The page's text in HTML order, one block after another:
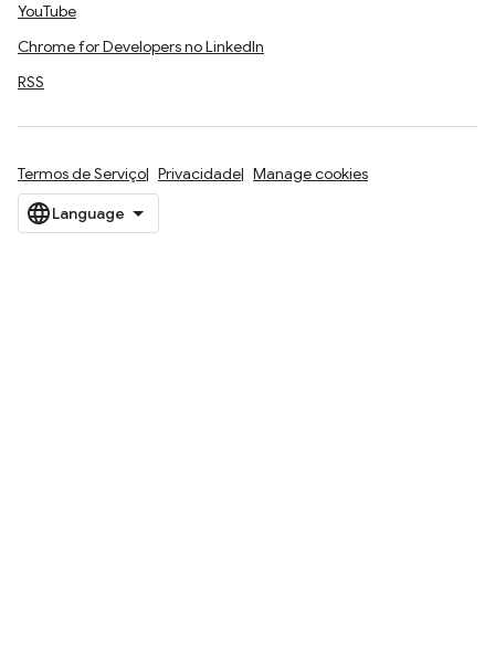
YouTube
Chrome for Developers no LinkedIn
RSS
Termos de Serviço Privacidade Manage cookies